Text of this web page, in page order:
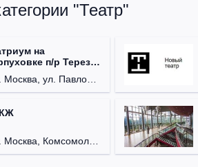
"Театр"
на
п/р Терезы
Москва, ул. Павловская, д. 6.
Москва, Комсомольская пл., д. 4.